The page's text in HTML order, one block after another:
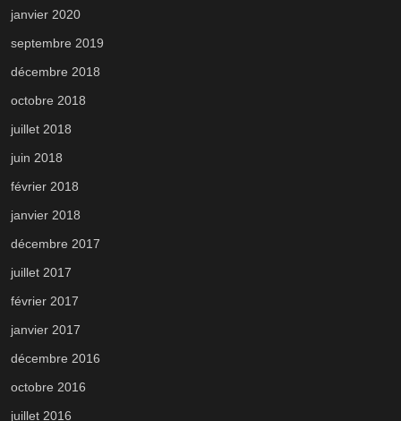
janvier 2020
septembre 2019
décembre 2018
octobre 2018
juillet 2018
juin 2018
février 2018
janvier 2018
décembre 2017
juillet 2017
février 2017
janvier 2017
décembre 2016
octobre 2016
juillet 2016